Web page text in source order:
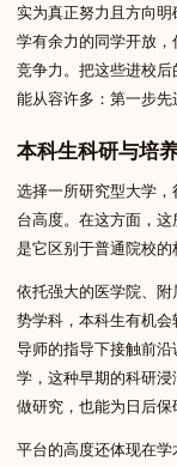
实为真正努力且方向
学有余力的同学开放
竞争力。把这些进校
能从容许多：第一步先
本科生科研与培
选择一所研究型大学
台高度。在这方面，
是它区别于普通院校的
依托强大的医学院、
势学科，本科生有机
导师的指导下接触前
学，这种早期的科研
做研究，也能为日后保
平台的高度还体现在